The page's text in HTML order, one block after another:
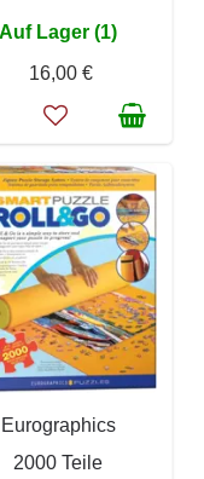
Auf Lager (1)
16,00 €
Eurographics
2000 Teile